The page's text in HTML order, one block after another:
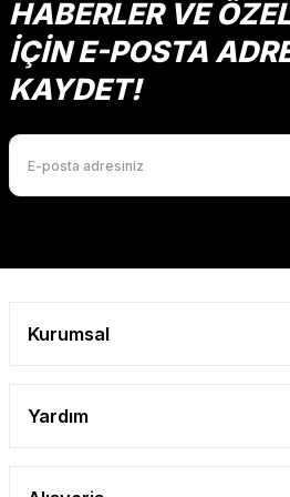
Mutlu Kids
624,00 TL
HABERLER VE
İÇİN E-POSTA
KAYDET!
Kurumsal
Yardım